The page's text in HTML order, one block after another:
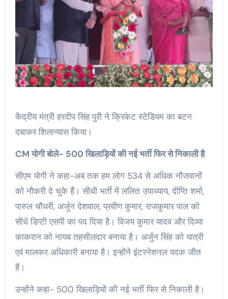
केंद्रीय मंत्री हरदीप सिंह पुरी ने क्रिकेट स्टेडियम का बटन
दबाकर शिलान्यास किया।
CM योगी बोले- 500 खिलाड़ियों की नई भर्ती फिर से निकाली है
सीएम योगी ने कहा-अब तक हम लोग 534 से अधिक नौजवानों
को नौकरी दे चुके हैं। सीधी भर्ती में ललित उपाध्याय, दीप्ति शर्मा,
पारुल चौधरी, अर्जुन देशवाल, प्रवीण कुमार, राजकुमार पाल को
सीधे डिप्टी एसपी का पद दिया है। विजय कुमार यादव और दिव्या
काकरान को नायब तहसीलदार बनाया है। अर्जुन सिंह को यात्री
एवं मालकर अधिकारी बनाया है। इन्होंने इंटरनेशनल पदक जीत
हैं।
उन्होंने कहा- 500 खिलाड़ियों की नई भर्ती फिर से निकाली है।